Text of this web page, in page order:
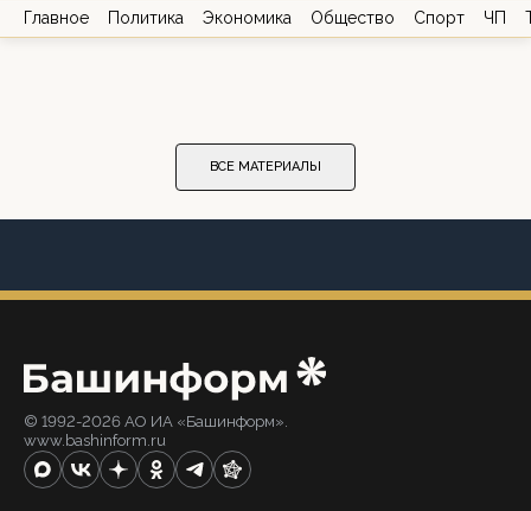
Главное Политика Экономика Общество Спорт ЧП
ВСЕ МАТЕРИАЛЫ
© 1992-2026 АО ИА «Башинформ».
www.bashinform.ru